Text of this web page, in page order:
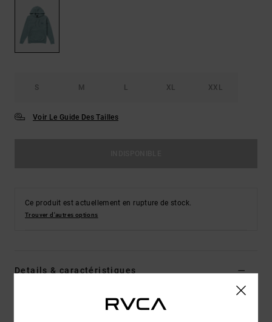
S M L XL XXL
Voir Le Guide Des Tailles
Ce produit est actuellement en rupture de stock.
Trouver d'autres options
Details & caractéristiques
Sweat à capuche Bleu Homme